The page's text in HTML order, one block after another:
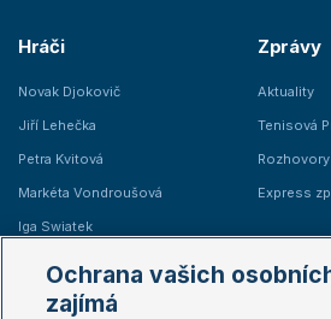
Hráči
Novak Djokovič
Jiří Lehečka
Petra Kvitová
Markéta Vondroušová
Iga Swiatek
Zprávy
Aktuality
Tenisová
Rozhovory
Express
Žebříčky
Ochrana vašich
zajímá